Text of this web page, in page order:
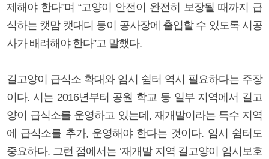
제해야 한다”며 “고양이 안전이 완전히 보장될 때까지 급
식하는 캣맘 캣대디 등이 공사장에 출입할 수 있도록 시공
사가 배려해야 한다”고 말했다.
길고양이 급식소 확대와 임시 쉼터 역시 필요하다는 주장
이다. 시는 2016년부터 공원 학교 등 일부 지역에서 길고
양이 급식소를 운영하고 있는데, 재개발이라는 특수 지역
에 급식소를 추가, 운영해야 한다는 것이다. 임시 쉼터도
중요하다. 그런 점에서는 ‘재개발 지역 길고양이 임시보호